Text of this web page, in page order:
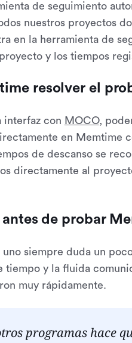
de seguimiento
nuestros proyectos
en la herramienta de
y los tiempos
resolver el
interfaz con MOCO,
en Memtime
de descanso se
directamente al
de probar
uno siempre duda un
tiempo y la fluida
muy rápidamente.
programas hace